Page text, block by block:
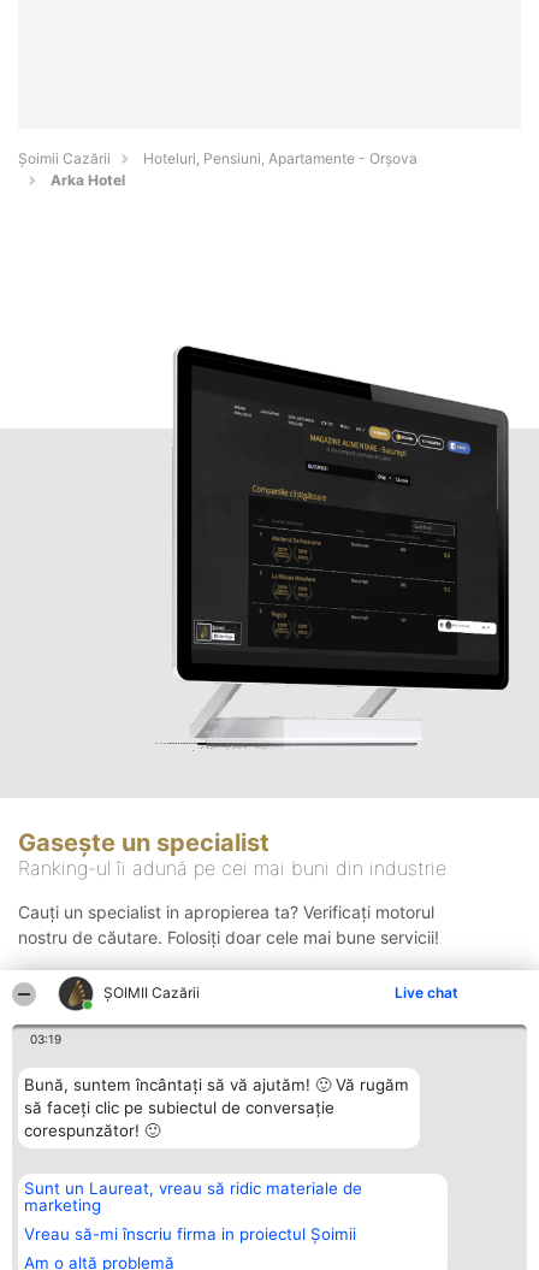
ȘOIMII Cazării Live chat
03:19
Bună, suntem încântați să vă ajutăm! 🙂 Vă rugăm
să faceți clic pe subiectul de conversație
corespunzător! 🙂
Sunt un Laureat, vreau să ridic materiale de
marketing
Vreau să-mi înscriu firma in proiectul Șoimii
Am o altă problemă
Șoimii Cazării
Hoteluri, Pensiuni, Apartamente - Orşova
Arka Hotel
Gasește un specialist
Ranking-ul îi adună pe cei mai buni din industrie
Cauți un specialist in apropierea ta? Verificați motorul
nostru de căutare. Folosiți doar cele mai bune servicii!
Organizator Ranking
BRIGHT SOLUTIONS BR SRL
Aleea Timisul De Sus 2 Bl. A30
Sc. A Et. 4 Ap. 13 Cod 061952
București
Plebiscyt
Lista Tuturor
Laureaților
Contact